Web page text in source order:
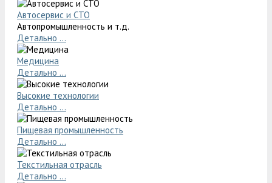
Автосервис и СТО
Автопромышленность и т.д.
Детально ...
Медицина
Детально ...
Высокие технологии
Детально ...
Пищевая промышленность
Детально ...
Текстильная отрасль
Детально ...